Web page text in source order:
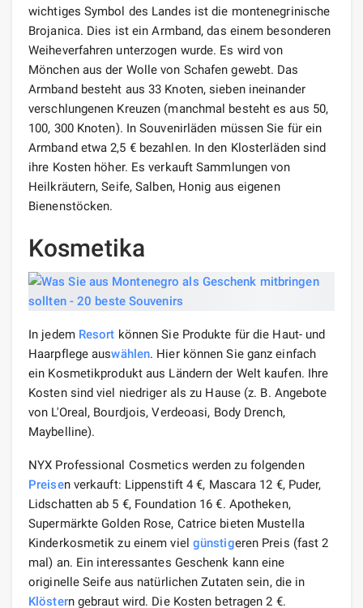
wichtiges Symbol des Landes ist die montenegrinische
Brojanica. Dies ist ein Armband, das einem besonderen
Weiheverfahren unterzogen wurde. Es wird von
Mönchen aus der Wolle von Schafen gewebt. Das
Armband besteht aus 33 Knoten, sieben ineinander
verschlungenen Kreuzen (manchmal besteht es aus 50,
100, 300 Knoten). In Souvenirläden müssen Sie für ein
Armband etwa 2,5 € bezahlen. In den Klosterläden sind
ihre Kosten höher. Es verkauft Sammlungen von
Heilkräutern, Seife, Salben, Honig aus eigenen
Bienenstöcken.
Kosmetika
In jedem Resort können Sie Produkte für die Haut- und
Haarpflege auswählen. Hier können Sie ganz einfach
ein Kosmetikprodukt aus Ländern der Welt kaufen. Ihre
Kosten sind viel niedriger als zu Hause (z. B. Angebote
von L'Oreal, Bourdjois, Verdeoasi, Body Drench,
Maybelline).
NYX Professional Cosmetics werden zu folgenden
Preisen verkauft: Lippenstift 4 €, Mascara 12 €, Puder,
Lidschatten ab 5 €, Foundation 16 €. Apotheken,
Supermärkte Golden Rose, Catrice bieten Mustella
Kinderkosmetik zu einem viel günstigeren Preis (fast 2
mal) an. Ein interessantes Geschenk kann eine
originelle Seife aus natürlichen Zutaten sein, die in
Klöstern gebraut wird. Die Kosten betragen 2 €.